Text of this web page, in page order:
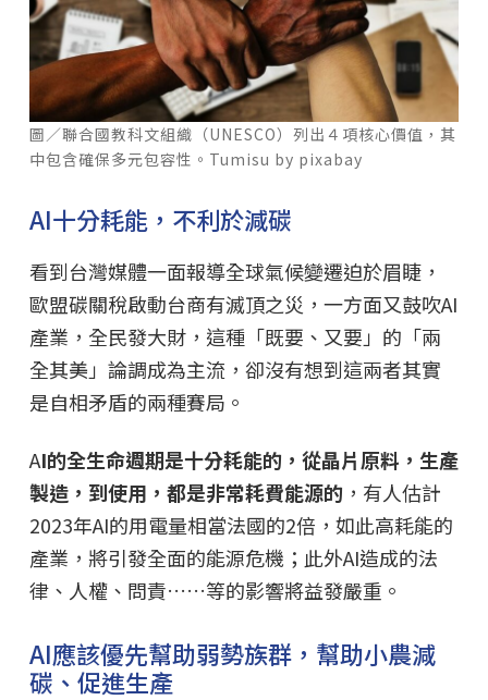
圖／聯合國教科文組織（UNESCO）列出４項核心價值，其
中包含確保多元包容性。Tumisu by pixabay
AI十分耗能，不利於減碳
看到台灣媒體一面報導全球氣候變遷迫於眉睫，
歐盟碳關稅啟動台商有滅頂之災，一方面又鼓吹AI
產業，全民發大財，這種「既要、又要」的「兩
全其美」論調成為主流，卻沒有想到這兩者其實
是自相矛盾的兩種賽局。
AI的全生命週期是十分耗能的，從晶片原料，生產
製造，到使用，都是非常耗費能源的 ，有人估計
2023年AI的用電量相當法國的2倍，如此高耗能的
產業，將引發全面的能源危機；此外AI造成的法
律、人權、問責……等的影響將益發嚴重。
AI應該優先幫助弱勢族群，幫助小農減
碳、促進生產